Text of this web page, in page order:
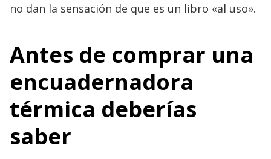
no dan la sensación de que es un libro «al uso».
Antes de comprar una
encuadernadora
térmica deberías
saber